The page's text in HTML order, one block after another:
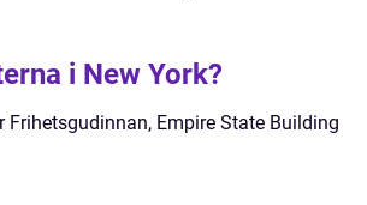
i New York?
Frihetsgudinnan, Empire State Building